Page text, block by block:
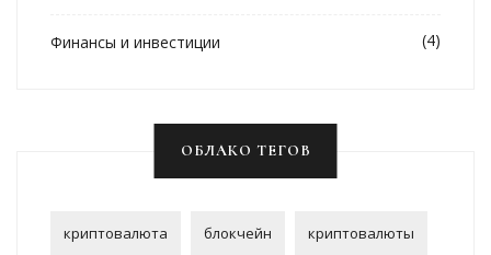
Финансы и инвестиции (4)
ОБЛАКО ТЕГОВ
криптовалюта блокчейн криптовалюты